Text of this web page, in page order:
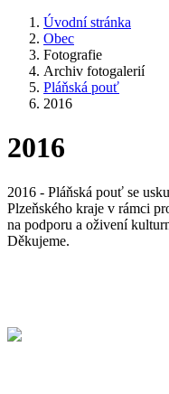
Úvodní stránka
Obec
Fotografie
Archiv fotogalerií
Pláňská pouť
2016
2016
2016 - Pláňská pouť se
Plzeňského kraje v rámci
na podporu a oživení
Děkujeme.